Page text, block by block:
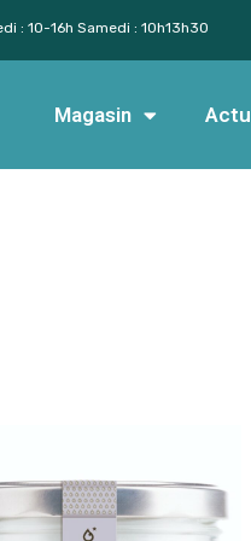
: 10-16h Samedi : 10h13h30
Magasin Actu